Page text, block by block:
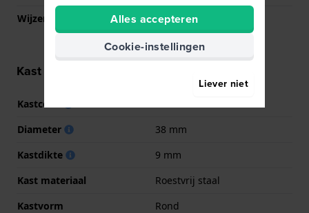
Wijzer kleuren (u,m,s)
Roségoud, Roségoud,
Roségoud
Kast informatie
Kastcode
Diameter
38 mm
Kastdikte
9 mm
Kast materiaal
Roestvrij staal
Kastvorm
Rond
Alles accepteren
Cookie-instellingen
Liever niet